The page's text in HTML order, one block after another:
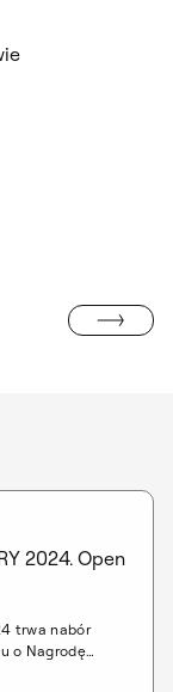
DAWID
2024. Open
trwa nabór
o Nagrodę